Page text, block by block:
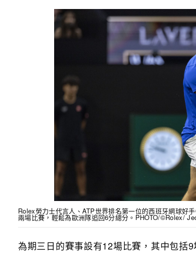
Rolex勞力士代言人、ATP世界排名第一位的西班牙網球好
兩場比賽，輕鬆為歐洲隊追回6分總分。PHOTO/©Rolex/
為期三日的賽事設有12場比賽，其中包括